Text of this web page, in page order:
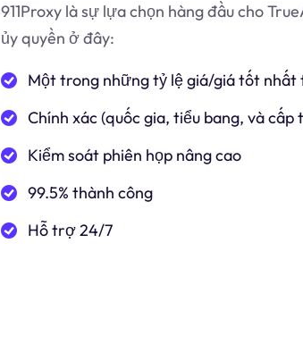
911Proxy là sự lựa chọn hàng đầu cho
ủy quyền ở đây:
Một trong những tỷ lệ giá/giá tốt
Chính xác (quốc gia, tiểu bang, và
Kiểm soát phiên họp nâng cao
99.5% thành công
Hỗ trợ 24/7